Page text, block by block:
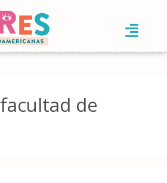
facultad de